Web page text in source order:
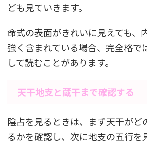
ども見ていきます。
命式の表面がきれいに見えても、
強く含まれている場合、完全格で
して読むことがあります。
天干地支と蔵干まで確認する
陰占を見るときは、まず天干がど
るかを確認し、次に地支の五行を